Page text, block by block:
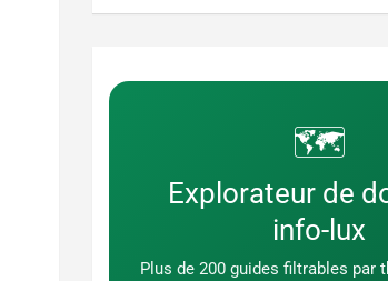
🗺️
Explorateur de
info-lux
Plus de 200 guides filtrables par